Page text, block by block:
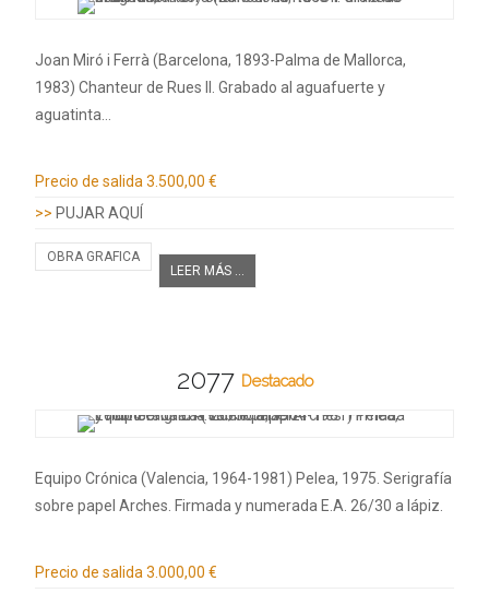
Joan Miró i Ferrà (Barcelona, 1893-Palma de Mallorca,
1983) Chanteur de Rues II. Grabado al aguafuerte y
aguatinta…
Precio de salida 3.500,00 €
>> PUJAR AQUÍ
OBRA GRAFICA
LEER MÁS ...
2077 Destacado
Equipo Crónica (Valencia, 1964-1981) Pelea, 1975. Serigrafía
sobre papel Arches. Firmada y numerada E.A. 26/30 a lápiz.
Precio de salida 3.000,00 €